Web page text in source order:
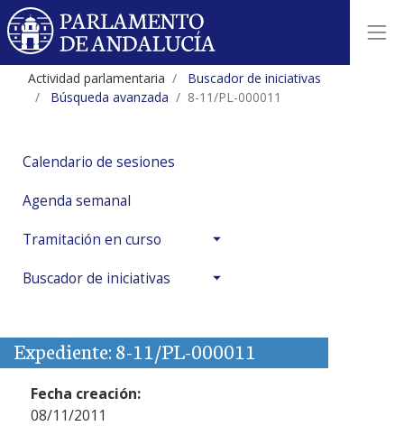
Actividad parlamentaria
Buscador de iniciativas
Búsqueda avanzada
8-11/PL-000011
Calendario de sesiones
Agenda semanal
Tramitación en curso
Buscador de iniciativas
Expediente: 8-11/PL-000011
Fecha creación:
08/11/2011